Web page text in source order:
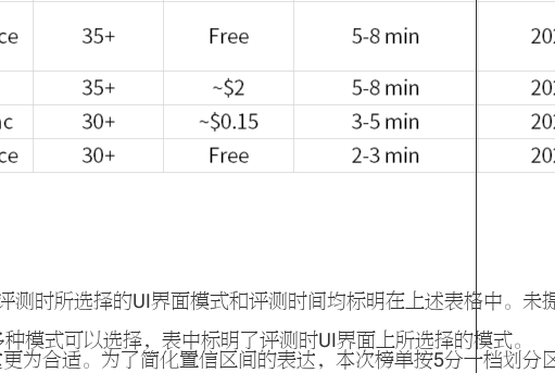
时所选择的UI界面模式和评测时间均标明在上述表格中。未
模式可以选择，表中标明了评测时UI界面上所选择的模式。
合适。为了简化置信区间的表达，本次榜单按5分一档划分